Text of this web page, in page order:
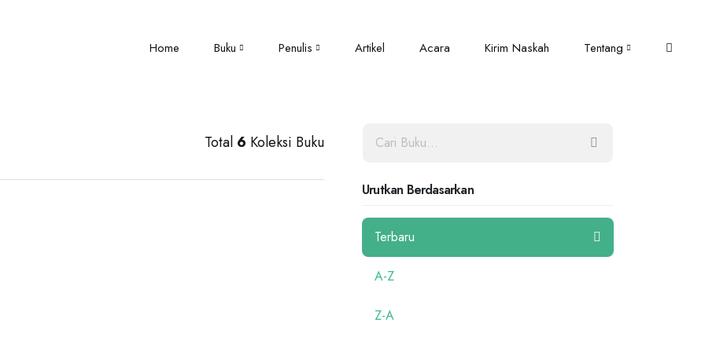
Home Buku Penulis Artikel Acara Kirim Naskah Tentang
Total 6 Koleksi Buku
Urutkan Berdasarkan
Terbaru
A-Z
Z-A